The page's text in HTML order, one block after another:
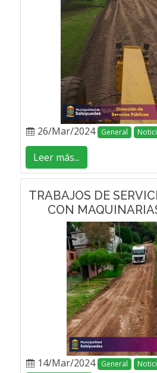
26/Mar/2024 General
Leer más...
TRABAJOS DE
CON
14/Mar/2024 General